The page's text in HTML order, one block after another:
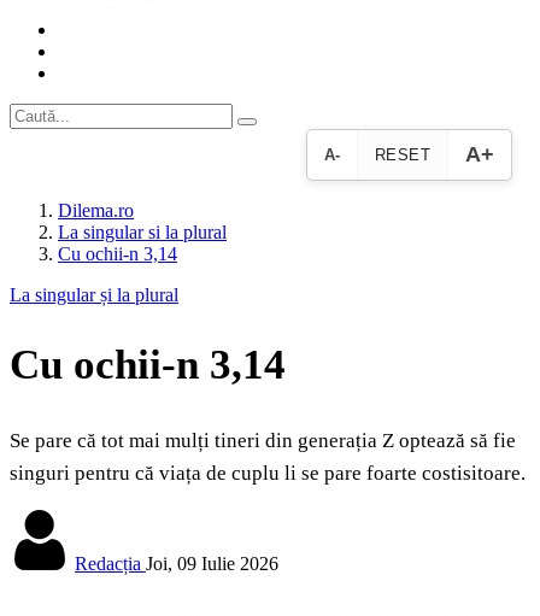
A- RESET A+
Dilema.ro
La singular si la plural
Cu ochii‑n 3,14
La singular și la plural
Cu ochii‑n 3,14
Se pare că tot mai mulți tineri din generația Z optează să fie
singuri pentru că viața de cuplu li se pare foarte costisitoare.
Redacția Joi, 09 Iulie 2026